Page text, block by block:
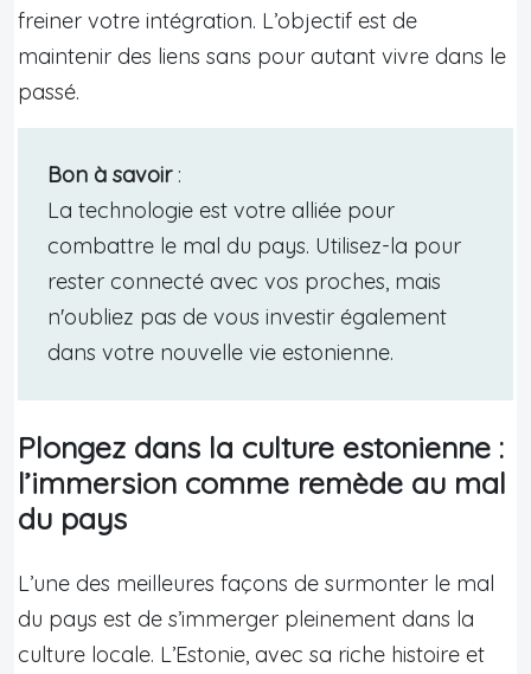
freiner votre intégration. L’objectif est de
maintenir des liens sans pour autant vivre dans le
passé.
Bon à savoir:
La technologie est votre alliée pour
combattre le mal du pays. Utilisez-la pour
rester connecté avec vos proches, mais
n'oubliez pas de vous investir également
dans votre nouvelle vie estonienne.
Plongez dans la culture estonienne :
l’immersion comme remède au mal
du pays
L’une des meilleures façons de surmonter le mal
du pays est de s’immerger pleinement dans la
culture locale. L’Estonie, avec sa riche histoire et